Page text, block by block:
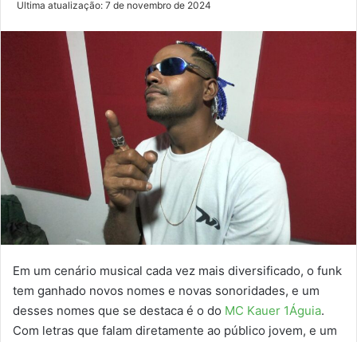
Ultima atualização: 7 de novembro de 2024
Em um cenário musical cada vez mais diversificado, o funk
tem ganhado novos nomes e novas sonoridades, e um
desses nomes que se destaca é o do MC Kauer 1Águia.
Com letras que falam diretamente ao público jovem, e um